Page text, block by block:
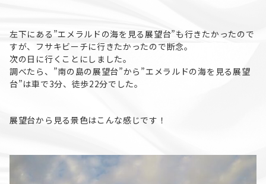
左下にある”エメラルドの海を見る展望台”も行きたかったので
すが、フサキビーチに行きたかったので断念。
次の日に行くことにしました。
調べたら、”南の島の展望台”から”エメラルドの海を見る展望
台”は車で3分、徒歩22分でした。
展望台から見る景色はこんな感じです！